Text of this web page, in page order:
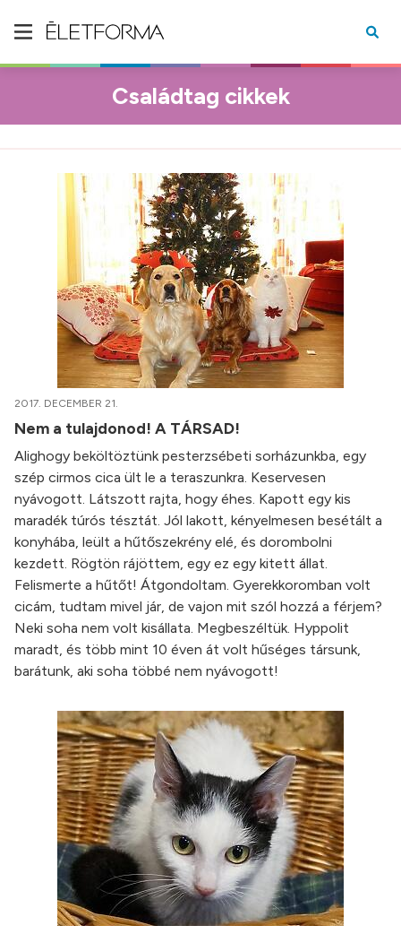
Családtag cikkek
2017. DECEMBER 21.
Nem a tulajdonod! A TÁRSAD!
Alighogy beköltöztünk pesterzsébeti sorházunkba, egy
szép cirmos cica ült le a teraszunkra. Keservesen
nyávogott. Látszott rajta, hogy éhes. Kapott egy kis
maradék túrós tésztát. Jól lakott, kényelmesen besétált a
konyhába, leült a hűtőszekrény elé, és dorombolni
kezdett. Rögtön rájöttem, egy ez egy kitett állat.
Felismerte a hűtőt! Átgondoltam. Gyerekkoromban volt
cicám, tudtam mivel jár, de vajon mit szól hozzá a férjem?
Neki soha nem volt kisállata. Megbeszéltük. Hyppolit
maradt, és több mint 10 éven át volt hűséges társunk,
barátunk, aki soha többé nem nyávogott!